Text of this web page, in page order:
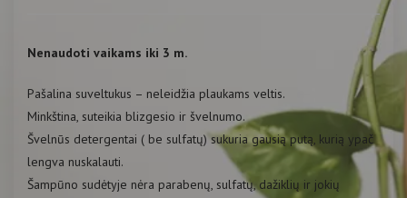
Nenaudoti vaikams iki 3 m.
Pašalina suveltukus – neleidžia plaukams veltis.
Minkština, suteikia blizgesio ir švelnumo.
Švelnūs detergentai ( be sulfatų) sukuria gausią putą, kurią ypač
lengva nuskalauti.
Šampūno sudėtyje nėra parabenų, sulfatų, dažiklių ir jokių